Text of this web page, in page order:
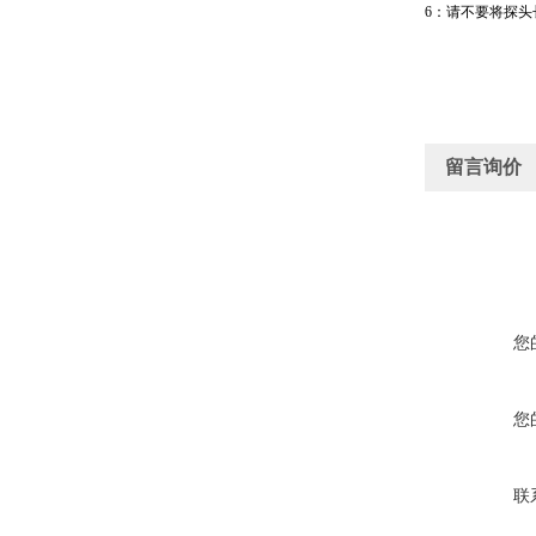
6 ：请不要将探
留言询价
您
您
联